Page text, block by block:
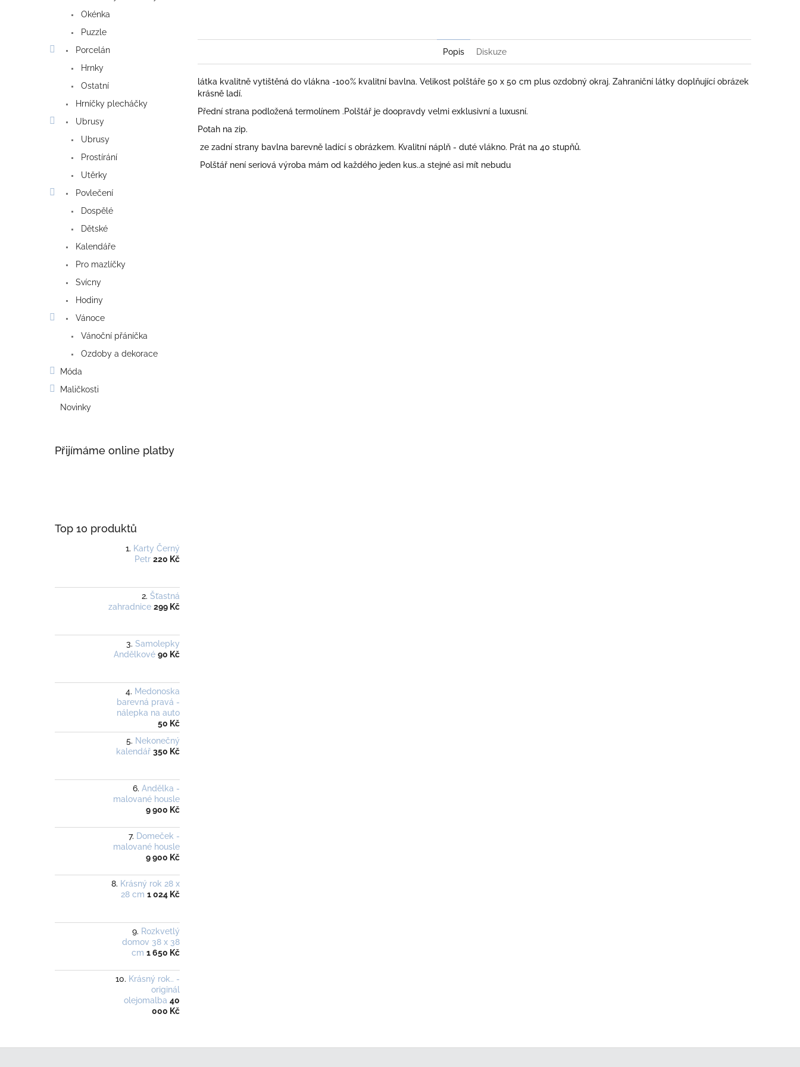
Okénka
Puzzle
Porcelán
Hrnky
Ostatní
Hrníčky plecháčky
Ubrusy
Ubrusy
Prostírání
Utěrky
Povlečení
Dospělé
Dětské
Kalendáře
Pro mazlíčky
Svícny
Hodiny
Vánoce
Vánoční přáníčka
Ozdoby a dekorace
Móda
Maličkosti
Novinky
Přijímáme online platby
Top 10 produktů
Karty Černý
Petr 220 Kč
Šťastná
zahradnice 299 Kč
Samolepky
Andělkové 90 Kč
Medonoska
barevná pravá -
nálepka na auto
50 Kč
Nekonečný
kalendář 350 Kč
Andělka -
malované housle
9 900 Kč
Domeček -
malované housle
9 900 Kč
Krásný rok 28 x
28 cm 1 024 Kč
Rozkvetlý
domov 38 x 38
cm 1 650 Kč
Krásný rok.. -
originál
olejomalba 40
000 Kč
Popis Diskuze
látka kvalitně vytištěná do vlákna -100% kvalitní bavlna. Velikost polštáře 50 x 50 cm plus ozdobný okraj. Zahraniční látky doplňující obrázek
krásně ladí.
Přední strana podložená termolínem .Polštář je doopravdy velmi exklusivní a luxusní.
Potah na zip.
ze zadní strany bavlna barevně ladící s obrázkem. Kvalitní náplň - duté vlákno. Prát na 40 stupňů.
Polštář není seriová výroba mám od každého jeden kus..a stejné asi mít nebudu